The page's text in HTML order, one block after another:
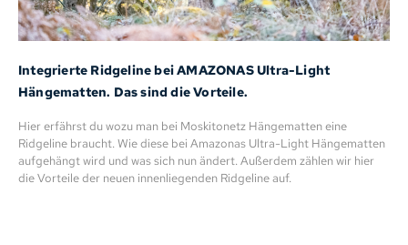
Integrierte Ridgeline bei AMAZONAS Ultra-Light
Hängematten. Das sind die Vorteile.
Hier erfährst du wozu man bei Moskitonetz Hängematten eine
Ridgeline braucht. Wie diese bei Amazonas Ultra-Light Hängematten
aufgehängt wird und was sich nun ändert. Außerdem zählen wir hier
die Vorteile der neuen innenliegenden Ridgeline auf.